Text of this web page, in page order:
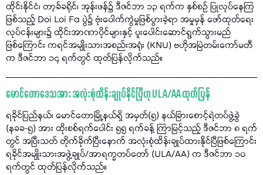
ထိုင်းနိုင်ငံ၊ တာ့ခ်ခရိုင်၊ အုန်းဖန်၌ ဒီဇင်ဘာ ၁၃ ရက်က နှစ်စဉ် ပြုလုပ်နေကြ
ဖြစ်သည့် Doi Loi Fa ပွဲ၌ ဗုံးပေါက်ကွဲမှုဖြစ်ပွားခဲ့ရာ အမှုမှန် ဖော်ထုတ်ရေး
လုပ်ငန်းများ၌ ထိုင်းအာဏာပိုင်များနှင့် ပူးပေါင်းဆောင်ရွက်သွားမည်
ဖြစ်ကြောင်း ကရင်အမျိုးသားအစည်းအရုံး (KNU) ဗဟိုအမြဲတမ်းကော်မတီ
က ဒီဇင်ဘာ ၁၄ ရက်တွင် ထုတ်ပြန်လိုက်သည်။
မောင်တောဒေသအား အလုံးစုံထိန်းချုပ်နိုင်ပြီဟု ULA/AA ထုတ်ပြန်
ရခိုင်ပြည်နယ်၊ မောင်တောမြို့နယ်ရှိ အမှတ်(၅) နယ်ခြားစောင့်ရဲတပ်ဖွဲ့ခွဲ
(နခခ-၅) အား ထိုးစစ်ရက်ပေါင်း ၅၅ ရက်ခန့် ကြာမြင့်သည့် ဒီဇင်ဘာ ၈ ရက်
တွင် အပြီးသတ် တိုက်ခိုက်ပြီးနောက် အလုံးစုံထိန်းချုပ်ထားနိုင်ပြီဖြစ်ကြောင်း
ရခိုင်အမျိုးသားအဖွဲ့ချုပ်/အာရက္ခတပ်တော် (ULA/AA) က ဒီဇင်ဘာ ၁၀
ရက်တွင် ထုတ်ပြန်လိုက်သည်။